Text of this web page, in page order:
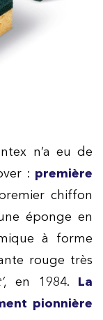
n’a eu de
: première
chiffon
éponge en
à forme
rouge très
, en 1984.
La
pionnière